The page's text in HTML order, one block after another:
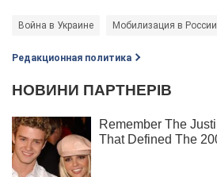
Война в Украине Мобилизация в России
Редакционная политика